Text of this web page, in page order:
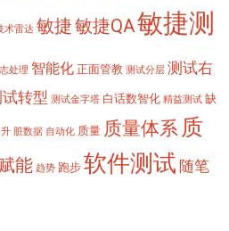
术雷达 敏捷敏捷QA敏捷测
处理 智能化 正面管教 测试分层 测试右
转型 测试金字塔 白话数智化 精益测试 缺
脏数据 自动化 质量 质量体系 质
能 趋势 跑步 软件测试 随笔